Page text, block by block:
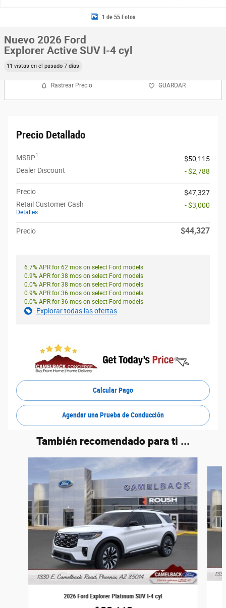
1 de 55 Fotos
Nuevo 2026 Ford
Explorer Active SUV I-4 cyl
11 vistas en el pasado 7 días
Rastrear Precio GUARDAR
Precio Detallado
MSRP1
$50,115
Dealer Discount
- $2,788
Precio
$47,327
Retail Customer Cash
Detalles
- $3,000
Precio $44,327
6.7% APR for 62 mos on select Ford models
0.9% APR for 38 mos on select Ford models
0.0% APR for 38 mos on select Ford models
0.9% APR for 36 mos on select Ford models
0.0% APR for 36 mos on select Ford models
Explorar todas las ofertas
Calcular Pago
Agendar una Prueba de Conducción
También recomendado para ti ...
2026 Ford Explorer Platinum SUV I-4 cyl